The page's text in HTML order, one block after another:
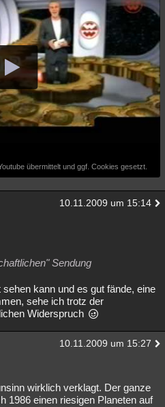
übermittelt und ggf. Cookies gesetzt.
10.11.2009 um 15:14
Sendung
kann und es gut fände, eine
sehe ich trotz der
Widerspruch
10.11.2009 um 15:27
wirklich verklagt. Der ganze
1986 einen riesigen Planeten auf